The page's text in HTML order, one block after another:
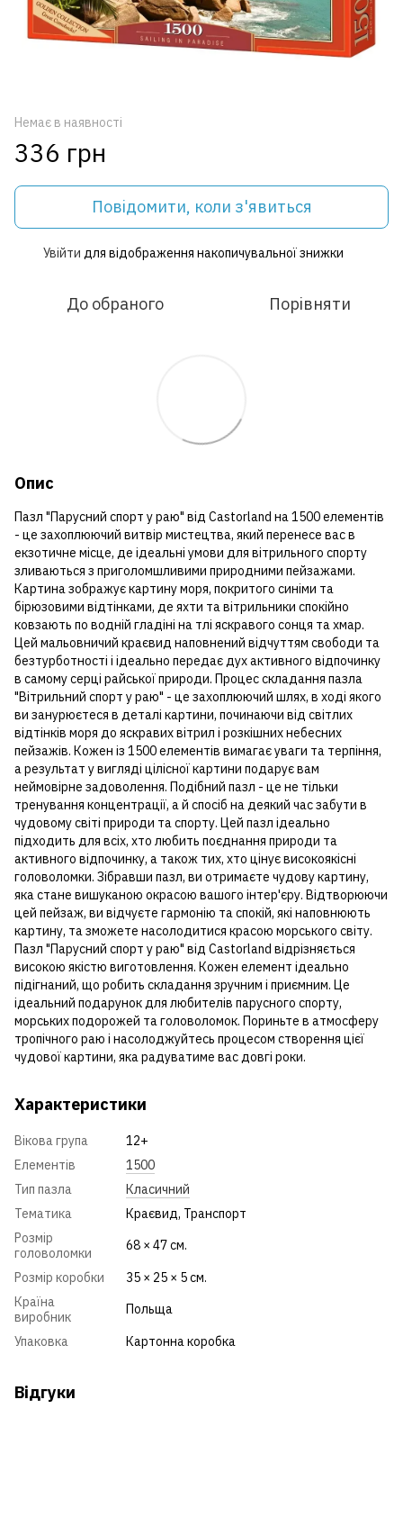
Немає в наявності
336 грн
Повідомити, коли з'явиться
Увійти для відображення накопичувальної знижки
До обраного Порівняти
Опис
Пазл "Парусний спорт у раю" від Castorland на 1500 елементів
- це захоплюючий витвір мистецтва, який перенесе вас в
екзотичне місце, де ідеальні умови для вітрильного спорту
зливаються з приголомшливими природними пейзажами.
Картина зображує картину моря, покритого синіми та
бірюзовими відтінками, де яхти та вітрильники спокійно
ковзають по водній гладіні на тлі яскравого сонця та хмар.
Цей мальовничий краєвид наповнений відчуттям свободи та
безтурботності і ідеально передає дух активного відпочинку
в самому серці райської природи. Процес складання пазла
"Вітрильний спорт у раю" - це захоплюючий шлях, в ході якого
ви занурюєтеся в деталі картини, починаючи від світлих
відтінків моря до яскравих вітрил і розкішних небесних
пейзажів. Кожен із 1500 елементів вимагає уваги та терпіння,
а результат у вигляді цілісної картини подарує вам
неймовірне задоволення. Подібний пазл - це не тільки
тренування концентрації, а й спосіб на деякий час забути в
чудовому світі природи та спорту. Цей пазл ідеально
підходить для всіх, хто любить поєднання природи та
активного відпочинку, а також тих, хто цінує високоякісні
головоломки. Зібравши пазл, ви отримаєте чудову картину,
яка стане вишуканою окрасою вашого інтер'єру. Відтворюючи
цей пейзаж, ви відчуєте гармонію та спокій, які наповнюють
картину, та зможете насолодитися красою морського світу.
Пазл "Парусний спорт у раю" від Castorland відрізняється
високою якістю виготовлення. Кожен елемент ідеально
підігнаний, що робить складання зручним і приємним. Це
ідеальний подарунок для любителів парусного спорту,
морських подорожей та головоломок. Пориньте в атмосферу
тропічного раю і насолоджуйтесь процесом створення цієї
чудової картини, яка радуватиме вас довгі роки.
Характеристики
Вікова група
12+
Елементів
1500
Тип пазла
Класичний
Тематика
Краєвид, Транспорт
Розмір
головоломки
68 × 47 см.
Розмір коробки
35 × 25 × 5 см.
Країна
виробник
Польща
Упаковка
Картонна коробка
Відгуки